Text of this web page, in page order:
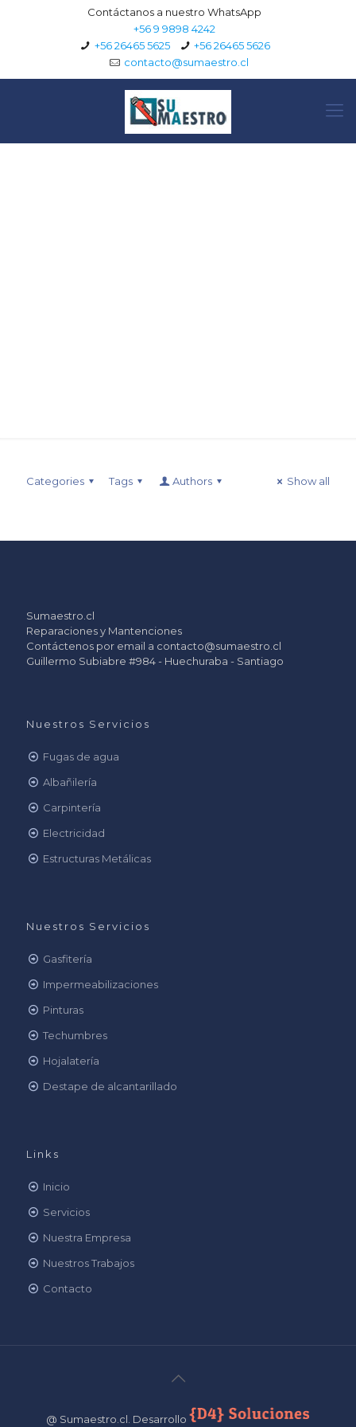
Contáctanos a nuestro WhatsApp
+56 9 9898 4242
+56 26465 5625
+56 26465 5626
contacto@sumaestro.cl
Categories Tags Authors Show all
Sumaestro.cl
Reparaciones y Mantenciones
Contáctenos por email a contacto@sumaestro.cl
Guillermo Subiabre #984 - Huechuraba - Santiago
Nuestros Servicios
Fugas de agua
Albañilería
Carpintería
Electricidad
Estructuras Metálicas
Nuestros Servicios
Gasfitería
Impermeabilizaciones
Pinturas
Techumbres
Hojalatería
Destape de alcantarillado
Links
Inicio
Servicios
Nuestra Empresa
Nuestros Trabajos
Contacto
@ Sumaestro.cl. Desarrollo